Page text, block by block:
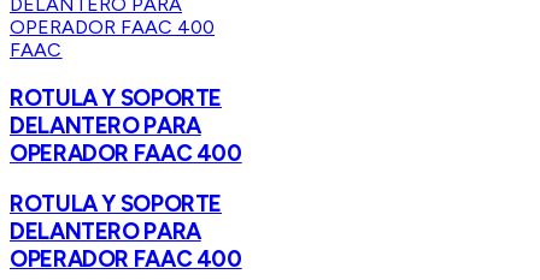
FAAC
ROTULA Y SOPORTE
DELANTERO PARA
OPERADOR FAAC 400
ROTULA Y SOPORTE
DELANTERO PARA
OPERADOR FAAC 400